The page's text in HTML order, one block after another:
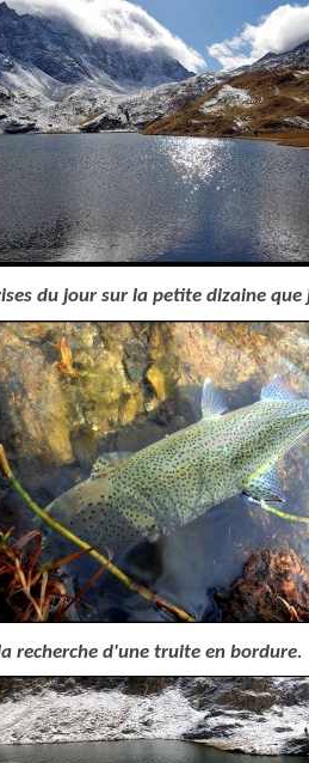
du jour sur la petite dizaine
recherche d'une truite en bordure.